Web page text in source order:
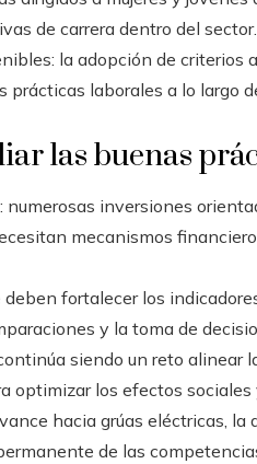
de carrera dentro del sector.
la adopción de
prácticas laborales a lo largo
las buenas
inversiones
mecanismos
fortalecer los
y la toma de
siendo un reto alinear
optimizar los efectos
hacia grúas eléctricas,
de las